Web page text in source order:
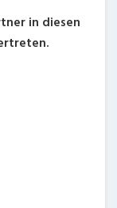
in diesen